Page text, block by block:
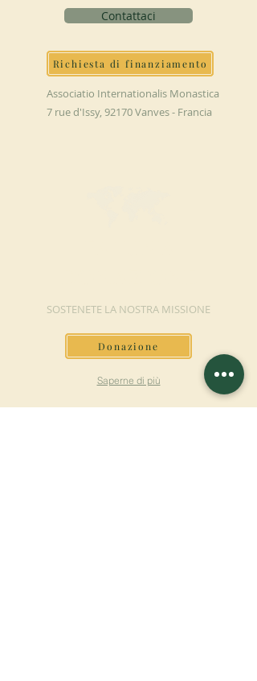
Contattaci
Richiesta di finanziamento
Associatio Internationalis Monastica
7 rue d'Issy, 92170 Vanves - Francia
SOSTENETE LA NOSTRA MISSIONE
Donazione
Saperne di più